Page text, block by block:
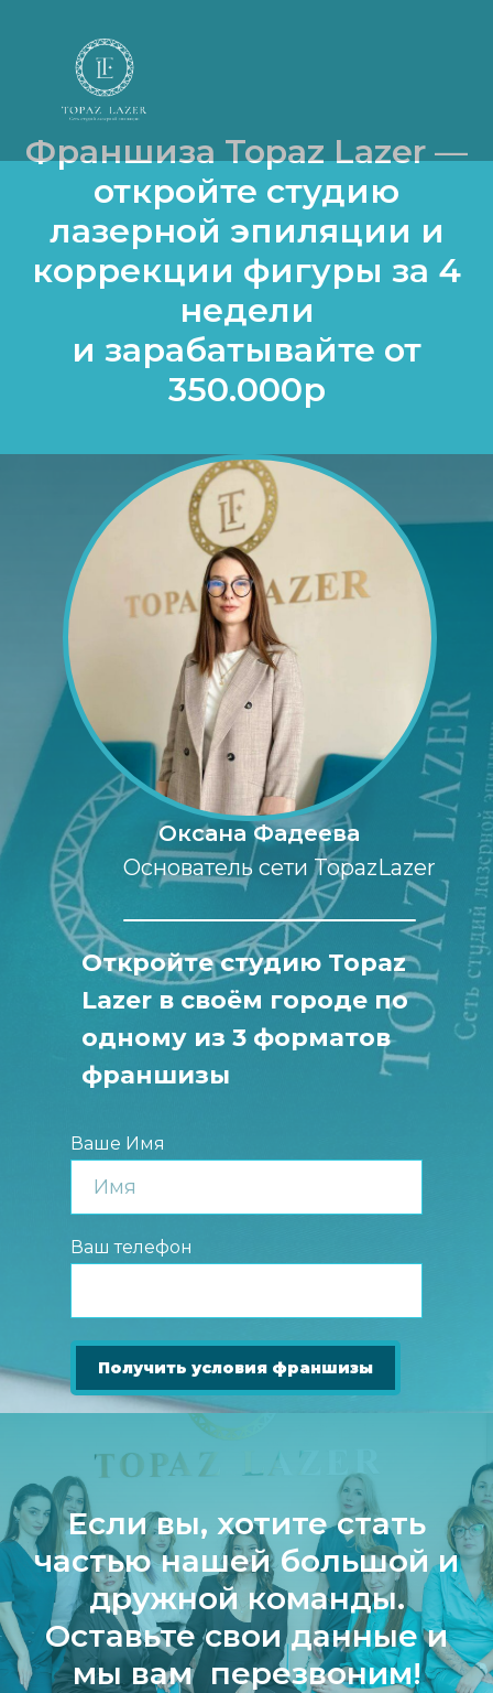
Франшиза Topaz Lazer —
откройте студию
лазерной эпиляции и
коррекции фигуры за 4
недели
и зарабатывайте от
350.000р
Оксана Фадеева
Основатель сети TopazLazer
Ваше Имя
Ваш телефон
Получить условия франшизы
Откройте студию Topaz
Lazer в своём городе по
одному из 3 форматов
франшизы
Если вы, хотите стать
частью нашей большой и
дружной команды.
Оставьте свои данные и
мы вам перезвоним!